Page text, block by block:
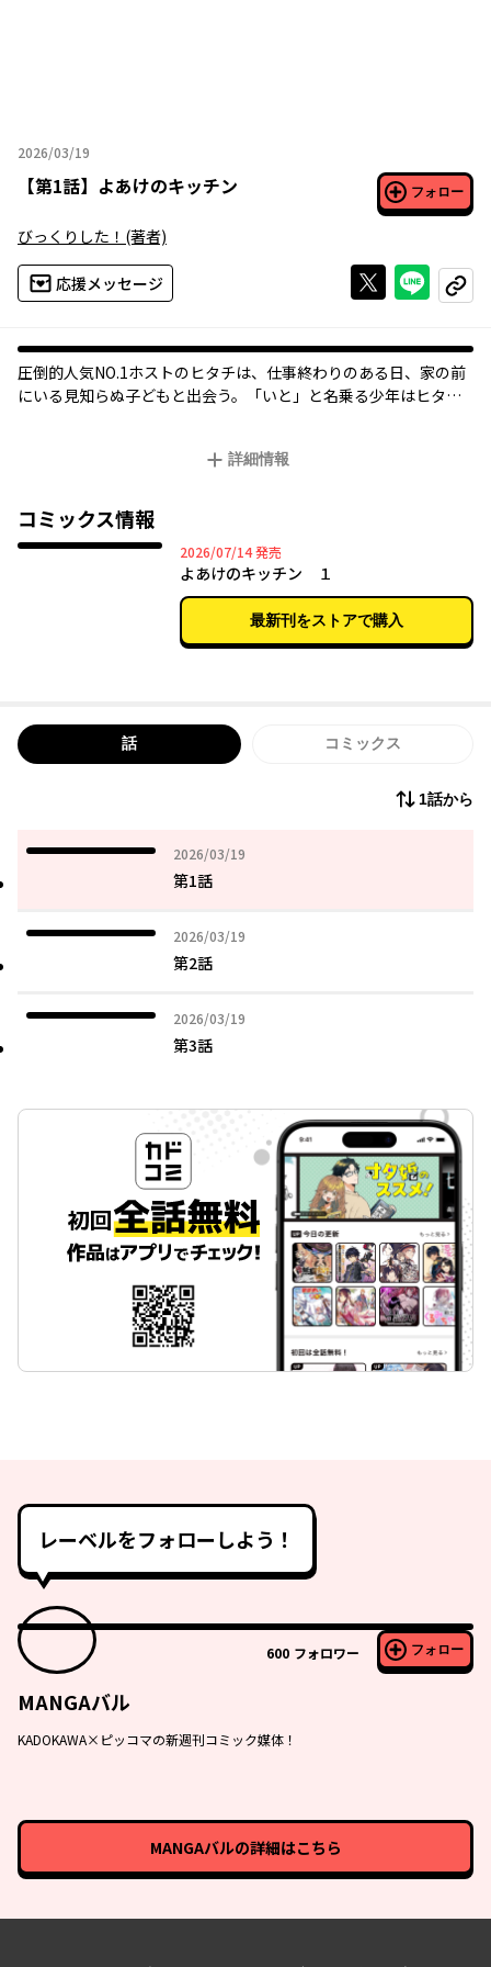
2026/03/19
2026年03月19日
【第1話】 よあけのキッチン フォロー
びっくりした！ (著者)
応援メッセージ Xで投稿する
ライン
コピー
圧倒的人気NO.1ホストのヒタチは、仕事終わりのある日、家の前
にいる見知らぬ子どもと出会う。「いと」と名乗る少年はヒタチ
て……。食に一切興味がない料理ベタがゆっくりステップアップ
詳細情報
コミックス情報
2026/07/142026年07月14日
発売
よあけのキッチン １
最新刊をストアで購入
話 コミックス
1話から
2026/03/19
2026年03月19日
第1話
2026/03/19
2026年03月19日
第2話
2026/03/19
2026年03月19日
第3話
レーベルをフォローしよう！
600 フォロワー フォロー
MANGAバル
KADOKAWA×ピッコマの新週刊コミック媒体！
MANGAバルの詳細はこちら